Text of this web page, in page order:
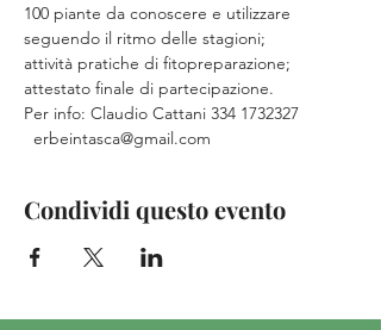
100 piante da conoscere e utilizzare
seguendo il ritmo delle stagioni;
attività pratiche di fitopreparazione;
attestato finale di partecipazione.
Per info: Claudio Cattani 334 1732327
erbeintasca@gmail.com
Condividi questo evento